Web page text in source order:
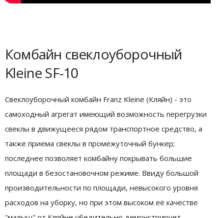
Комбайн свеклоуборочный
Kleine SF-10
Свеклоуборочный комбайн Franz Kleine (Кляйн) - это
самоходный агрегат имеющий возможность перегрузки
свеклы в движущееся рядом транспортное средство, а
также приема свеклы в промежуточный бункер;
последнее позволяет комбайну покрывать большие
площади в безостановочном режиме. Ввиду большой
производительности по площади, невысокого уровня
расходов на уборку, но при этом высоком её качестве